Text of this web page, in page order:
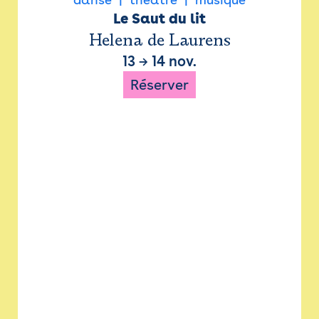
Le Saut du lit
Helena de Laurens
13 → 14 nov.
Réserver